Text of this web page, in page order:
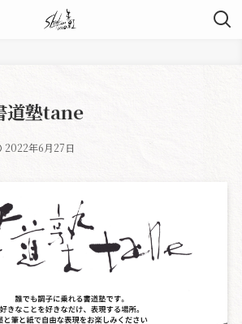
道塾tane
2022年6月27日